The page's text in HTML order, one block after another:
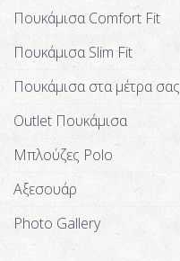
Πουκάμισα Comfort Fit
Πουκάμισα Slim Fit
Πουκάμισα στα μέτρα σας
Outlet Πουκάμισα
Μπλούζες Polo
Αξεσουάρ
Photo Gallery